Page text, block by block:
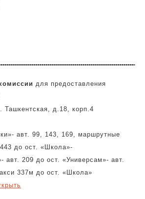
для предоставления
Ташкентская, д.18, корп.4
авт. 99, 143, 169, маршрутные
до ост. «Школа»-
авт. 209 до ост. «Универсам»- авт.
337м до ост. «Школа»